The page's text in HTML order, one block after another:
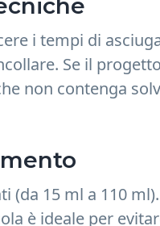
i tempi di
Se il
non contenga
(da 15 ml a 110
è ideale per